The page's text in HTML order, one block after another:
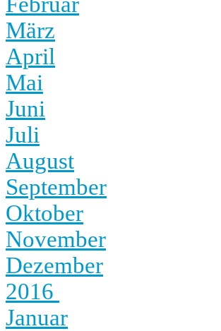
März
April
Mai
Juni
Juli
August
September
Oktober
November
Dezember
2016
Januar